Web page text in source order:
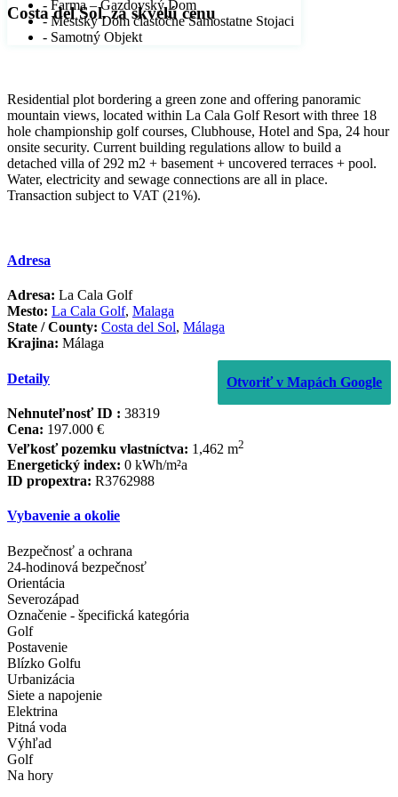
- Farma – Gazdovský Dom
- Mestský Dom čiastočne Samostatne Stojaci
- Samotný Objekt
Costa del Sol. za skvelú cenu
Residential plot bordering a green zone and offering panoramic
mountain views, located within La Cala Golf Resort with three 18
hole championship golf courses, Clubhouse, Hotel and Spa, 24 hour
onsite security. Current building regulations allow ‌to ‌build ‌a
‌detached ‌villa of ‌292 ‌m2 + ‌basement + ‌uncovered terraces + ‌pool.
‌Water, ‌electricity and sewage ‌connections ‌are all in ‌place.
‌Transaction ‌subject ‌to ‌VAT ‌(21%).
Adresa
Adresa: La Cala Golf
Mesto: La Cala Golf, Malaga
State / County: Costa del Sol, Málaga
Krajina: Málaga
Otvoriť v Mapách Google
Detaily
Nehnuteľnosť ID : 38319
Cena: 197.000 €
Veľkosť pozemku vlastníctva: 1,462 m2
Energetický index: 0 kWh/m²a
ID propextra: R3762988
Vybavenie a okolie
Bezpečnosť a ochrana
24-hodinová bezpečnosť
Orientácia
Severozápad
Označenie - špecifická kategória
Golf
Postavenie
Blízko Golfu
Urbanizácia
Siete a napojenie
Elektrina
Pitná voda
Výhľad
Golf
Na hory